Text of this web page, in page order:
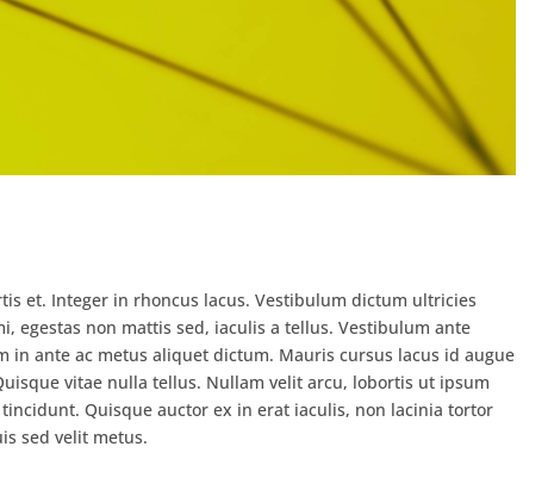
et. Integer in rhoncus lacus. Vestibulum dictum ultricies
egestas non mattis sed, iaculis a tellus. Vestibulum ante
ante ac metus aliquet dictum. Mauris cursus lacus id augue
vitae nulla tellus. Nullam velit arcu, lobortis ut ipsum
Quisque auctor ex in erat iaculis, non lacinia tortor
sed velit metus.